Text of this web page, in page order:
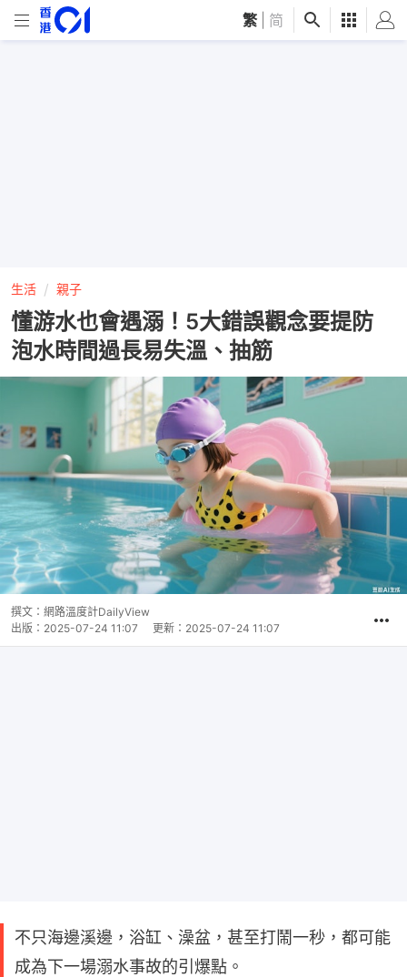
繁 简
生活 親子
懂游水也會遇溺！5大錯誤觀念要提防
泡水時間過長易失溫、抽筋
撰文： 網路溫度計DailyView
出版： 2025-07-24 11:07 更新： 2025-07-24 11:07
不只海邊溪邊，浴缸、澡盆，甚至打鬧一秒，都可能
成為下一場溺水事故的引爆點。